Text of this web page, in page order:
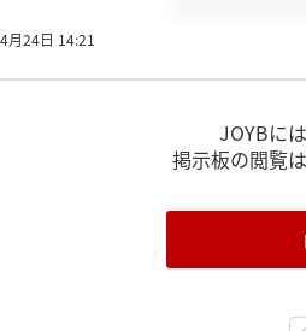
月24日 14:21
JOYBには
掲示板の閲覧